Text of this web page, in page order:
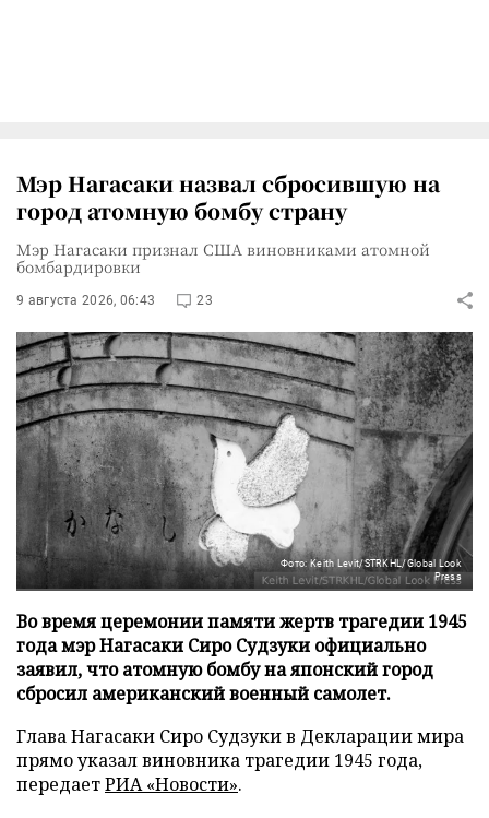
Мэр Нагасаки назвал сбросившую на
город атомную бомбу страну
Мэр Нагасаки признал США виновниками атомной
бомбардировки
9 августа 2026, 06:43 23
Фото: Keith Levit/STRKHL/Global Look
Press
Во время церемонии памяти жертв трагедии 1945
года мэр Нагасаки Сиро Судзуки официально
заявил, что атомную бомбу на японский город
сбросил американский военный самолет.
Глава Нагасаки Сиро Судзуки в Декларации мира
прямо указал виновника трагедии 1945 года,
передаетРИА «Новости».